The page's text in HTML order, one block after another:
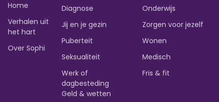
Home
Verhalen uit
het hart
Over Sophi
Diagnose
Jij en je gezin
Puberteit
Seksualiteit
Werk of
dagbesteding
Onderwijs
Zorgen voor jezelf
Wonen
Medisch
Fris & fit
Geld & wetten